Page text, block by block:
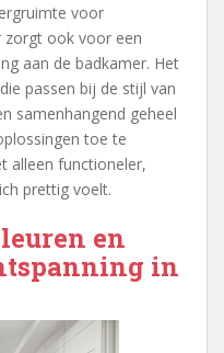
voor
zorgt ook voor een
aan de badkamer. Het
passen bij de stijl van
samenhangend geheel
toe te
alleen functioneler,
prettig voelt.
en
in